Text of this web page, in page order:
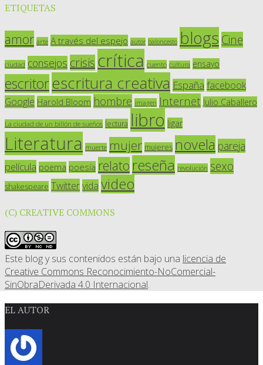
ETIQUETAS
amor arte A través del espejo autor baloncesto blogs Cine
ciudad consejos crisis crítica cuento cultura ensayo
escritorescritura creativa España facebook
Google Harold Bloom hombre imagen Internet Julio Caballero
La ciudad de un billón de sueños lectura libro ligar
Literatura muerte mujer mujeres novela pareja
película poema poesía relato reseña revolución sexo
shakespeare Twittervida video
(C) CREATIVE COMMONS
Este blog y sus contenidos están bajo una licencia de
Creative Commons Reconocimiento-NoComercial-
SinObraDerivada 4.0 Internacional.
EL AUTOR